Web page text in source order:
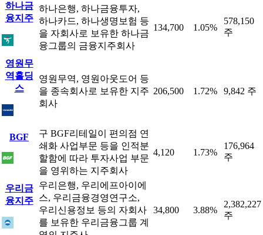
하나금
융지주
하나은행, 하나금융투자,
하나카드, 하나생명보험 등
을 자회사로 보유한 하나금
융그룹의 금융지주회사
134,700 1.05%
578,150
주
영원무
역홀딩
스
영원무역, 영원아웃도어 등
을 종속회사로 보유한 지주
회사
206,500 1.72% 9,842 주
BGF
구 BGF리테일이 편의점 연
쇄화 사업부문 등을 인적분
할함에 따라 투자사업 부문
을 영위하는 지주회사
4,120 1.73%
176,964
주
우리금
융지주
우리은행, 우리에프아이에
스, 우리금융경영연구소,
우리신용정보 등의 자회사
를 보유한 우리금융그룹 계
34,800 3.88%
2,382,227
주